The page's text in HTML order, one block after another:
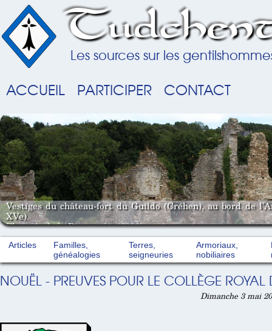
Les sources sur les
ACCUEIL PARTICIPER CONTACT
Vestiges du château-fort du Guildo (Créhen), au bord de
XVe).
Photo A. de la Pinsonnais (2008).
Articles
Familles,
généalogies
Terres,
seigneuries
Armoriaux,
nobiliaires
NOUËL - PREUVES POUR LE COLLÈGE
Dimanche 3 mai